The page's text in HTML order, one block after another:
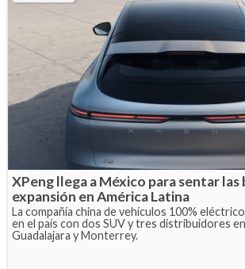
XPeng llega a México para sentar las
expansión en América Latina
La compañía china de vehículos 100%
en el país con dos SUV y tres distribuidores
Guadalajara y Monterrey.